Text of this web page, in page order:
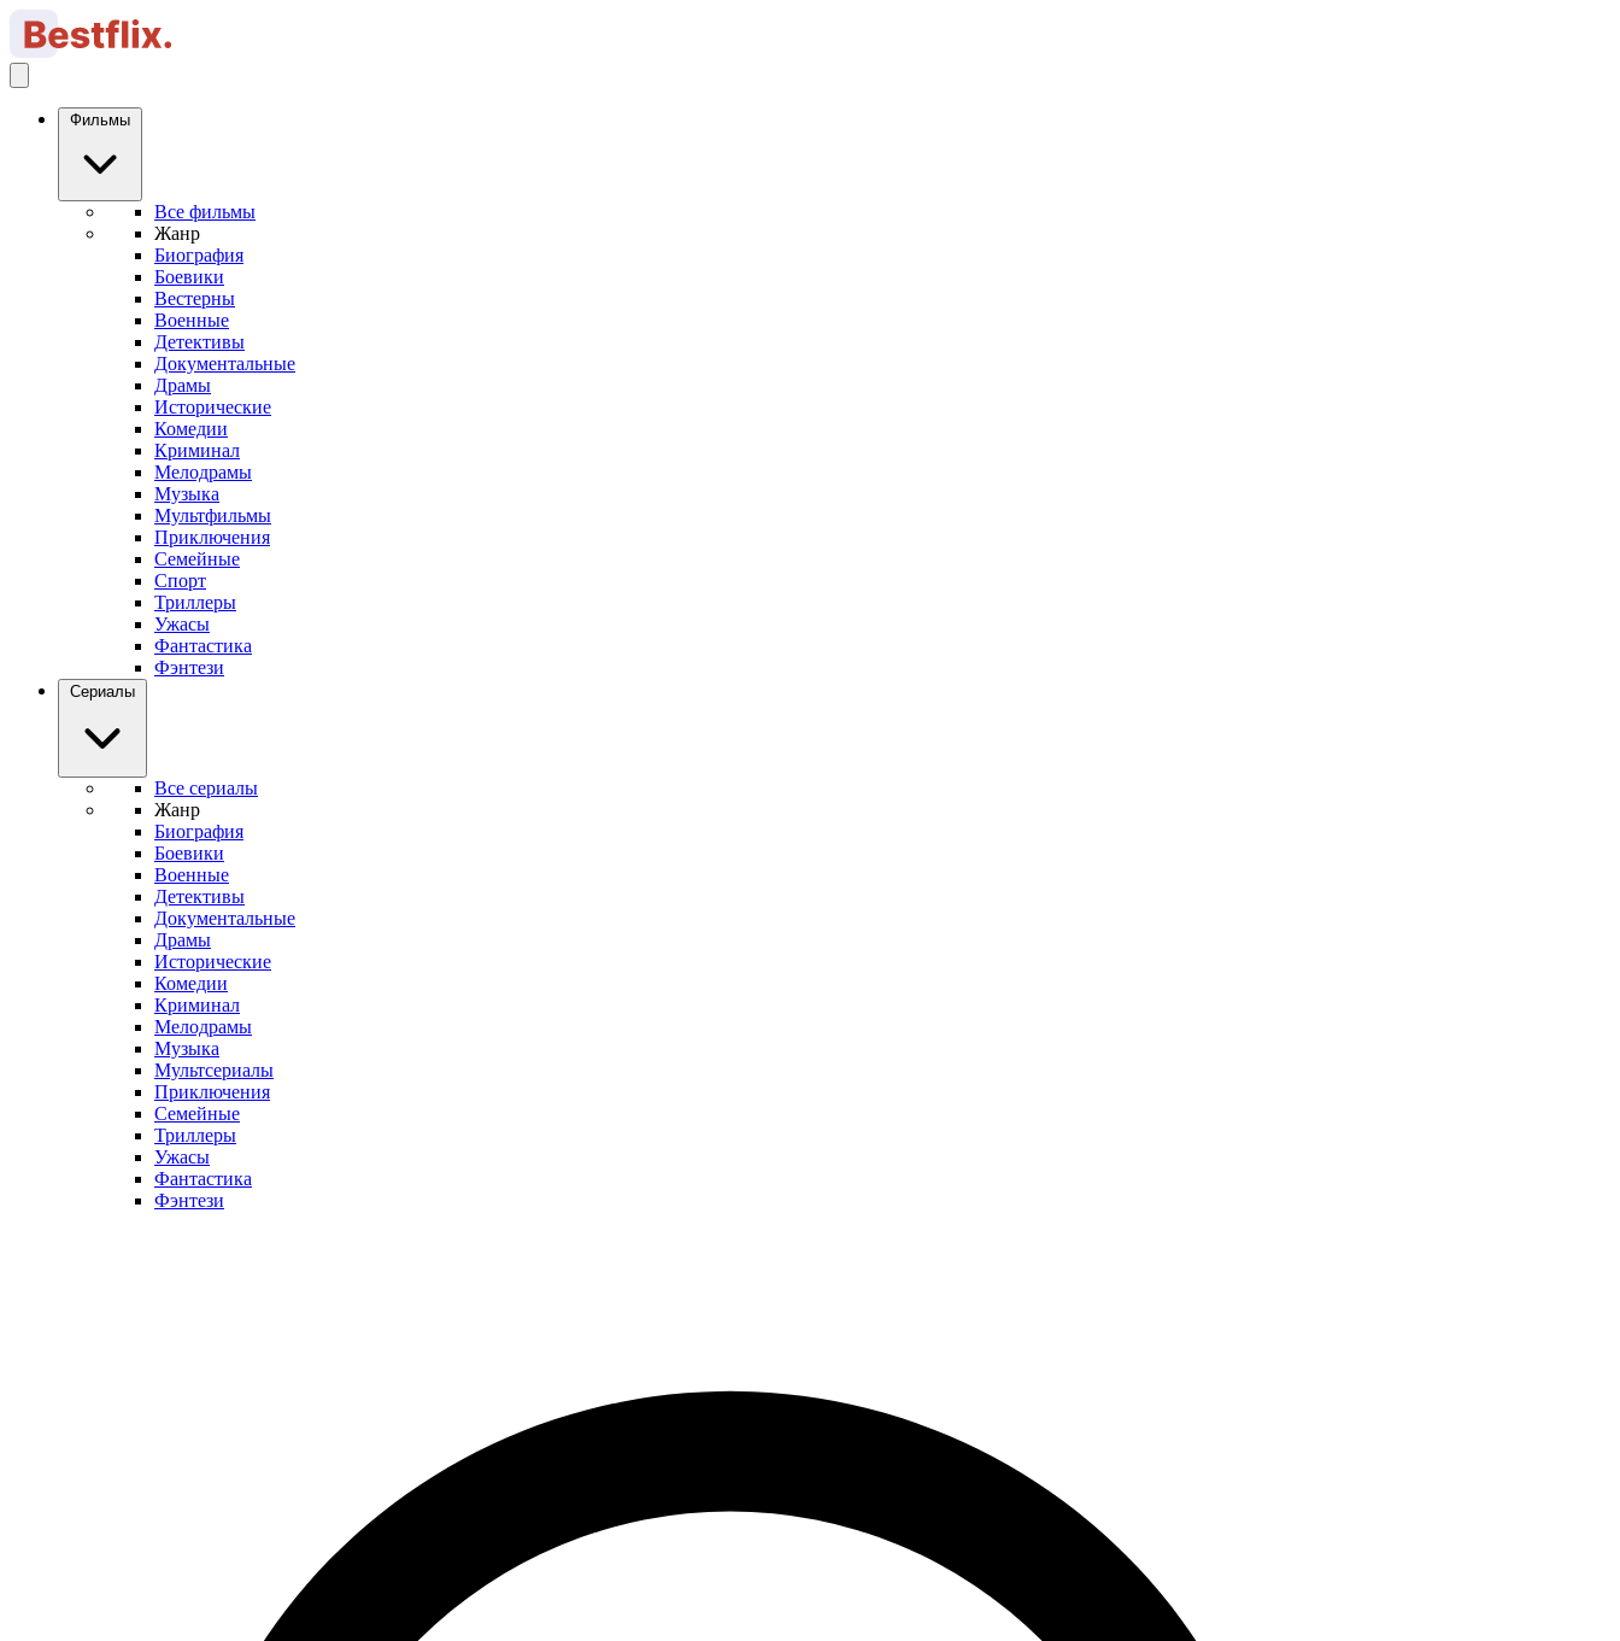
Фильмы
Все фильмы
Жанр
Биография
Боевики
Вестерны
Военные
Детективы
Документальные
Драмы
Исторические
Комедии
Криминал
Мелодрамы
Музыка
Мультфильмы
Приключения
Семейные
Спорт
Триллеры
Ужасы
Фантастика
Фэнтези
Сериалы
Все сериалы
Жанр
Биография
Боевики
Военные
Детективы
Документальные
Драмы
Исторические
Комедии
Криминал
Мелодрамы
Музыка
Мультсериалы
Приключения
Семейные
Триллеры
Ужасы
Фантастика
Фэнтези